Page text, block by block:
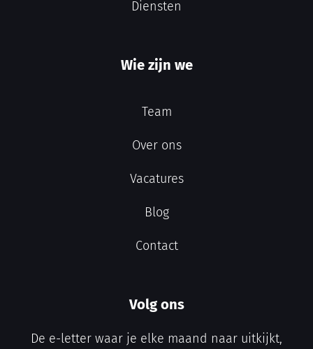
Diensten
Wie zijn we
Team
Over ons
Vacatures
Blog
Contact
Volg ons
De e-letter waar je elke maand naar uitkijkt,